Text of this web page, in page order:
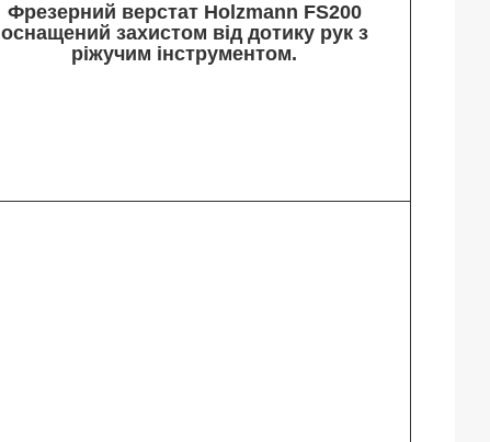
Фрезерний верстат Holzmann FS200
оснащений захистом від дотику рук з
ріжучим інструментом.